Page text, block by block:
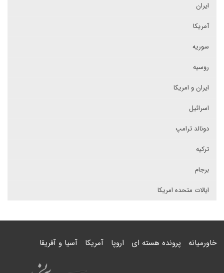
ایران
آمریکا
سوریه
روسیه
ایران و امریکا
اسرائیل
دونالد ترامپ
ترکیه
برجام
ایالات متحده امریکا
خاورمیانه پرونده هسته ای اروپا آمریکا آسیا و آفریقا